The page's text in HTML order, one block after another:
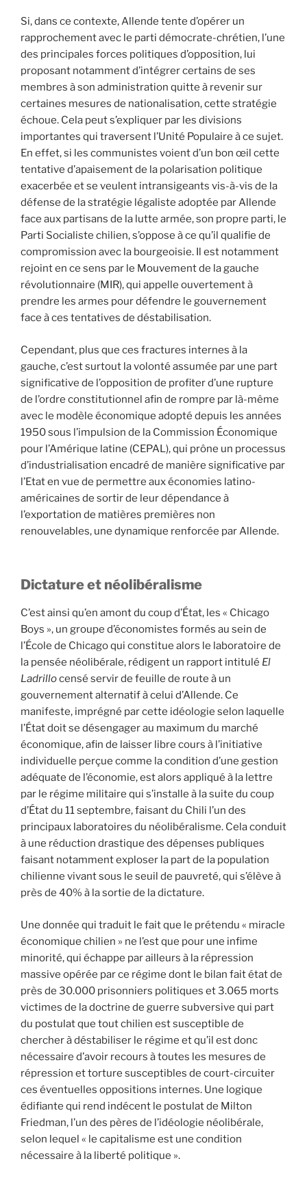
Si, dans ce contexte, Allende tente d’opérer un
rapprochement avec le parti démocrate-chrétien, l’une
des principales forces politiques d’opposition, lui
proposant notamment d’intégrer certains de ses
membres à son administration quitte à revenir sur
certaines mesures de nationalisation, cette stratégie
échoue. Cela peut s’expliquer par les divisions
importantes qui traversent l’Unité Populaire à ce sujet.
En effet, si les communistes voient d’un bon œil cette
tentative d’apaisement de la polarisation politique
exacerbée et se veulent intransigeants vis-à-vis de la
défense de la stratégie légaliste adoptée par Allende
face aux partisans de la lutte armée, son propre parti, le
Parti Socialiste chilien, s’oppose à ce qu’il qualifie de
compromission avec la bourgeoisie. Il est notamment
rejoint en ce sens par le Mouvement de la gauche
révolutionnaire (MIR), qui appelle ouvertement à
prendre les armes pour défendre le gouvernement
face à ces tentatives de déstabilisation.
Cependant, plus que ces fractures internes à la
gauche, c’est surtout la volonté assumée par une part
significative de l’opposition de profiter d’une rupture
de l’ordre constitutionnel afin de rompre par là-même
avec le modèle économique adopté depuis les années
1950 sous l’impulsion de la Commission Économique
pour l’Amérique latine (CEPAL), qui prône un processus
d’industrialisation encadré de manière significative par
l’Etat en vue de permettre aux économies latino-
américaines de sortir de leur dépendance à
l’exportation de matières premières non
renouvelables, une dynamique renforcée par Allende.
Dictature et néolibéralisme
C’est ainsi qu’en amont du coup d’État, les « Chicago
Boys », un groupe d’économistes formés au sein de
l’École de Chicago qui constitue alors le laboratoire de
la pensée néolibérale, rédigent un rapport intitulé El
Ladrillocensé servir de feuille de route à un
gouvernement alternatif à celui d’Allende. Ce
manifeste, imprégné par cette idéologie selon laquelle
l’État doit se désengager au maximum du marché
économique, afin de laisser libre cours à l’initiative
individuelle perçue comme la condition d’une gestion
adéquate de l’économie, est alors appliqué à la lettre
par le régime militaire qui s’installe à la suite du coup
d’État du 11 septembre, faisant du Chili l’un des
principaux laboratoires du néolibéralisme. Cela conduit
à une réduction drastique des dépenses publiques
faisant notamment exploser la part de la population
chilienne vivant sous le seuil de pauvreté, qui s’élève à
près de 40% à la sortie de la dictature.
Une donnée qui traduit le fait que le prétendu « miracle
économique chilien » ne l’est que pour une infime
minorité, qui échappe par ailleurs à la répression
massive opérée par ce régime dont le bilan fait état de
près de 30.000 prisonniers politiques et 3.065 morts
victimes de la doctrine de guerre subversive qui part
du postulat que tout chilien est susceptible de
chercher à déstabiliser le régime et qu’il est donc
nécessaire d’avoir recours à toutes les mesures de
répression et torture susceptibles de court-circuiter
ces éventuelles oppositions internes. Une logique
édifiante qui rend indécent le postulat de Milton
Friedman, l’un des pères de l’idéologie néolibérale,
selon lequel « le capitalisme est une condition
nécessaire à la liberté politique ».